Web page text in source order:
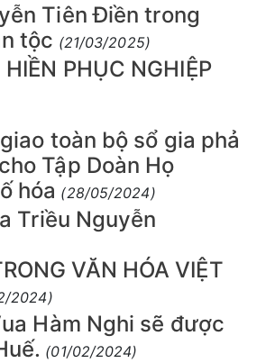
Tiên Điền trong
tộc (21/03/2025)
HIỀN PHỤC NGHIỆP
toàn bộ sổ gia phả
Tập Doàn Họ
hóa (28/05/2024)
Triều Nguyễn
VĂN HÓA VIỆT
2024)
Hàm Nghi sẽ được
(01/02/2024)